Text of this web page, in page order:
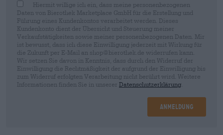
Hiermit willige ich ein, dass meine personenbezogenen
Daten von Bierothek Marketplace GmbH für die Erstellung und
Führung eines Kundenkontos verarbeitet werden. Dieses
Kundenkonto dient der Übersicht und Steuerung meiner
Verkaufstätigkeiten sowie meiner personenbezogenen Daten. Mir
ist bewusst, dass ich diese Einwilligung jederzeit mit Wirkung für
die Zukunft per E-Mail an shop@bierothek.de widerrufen kann.
Wir setzen Sie davon in Kenntnis, dass durch den Widerruf der
Einwilligung die Rechtmäßigkeit der aufgrund der Einwilligung bis
zum Widerruf erfolgten Verarbeitung nicht berührt wird. Weitere
Informationen finden Sie in unserer Datenschutzerklärung
Anmeldung